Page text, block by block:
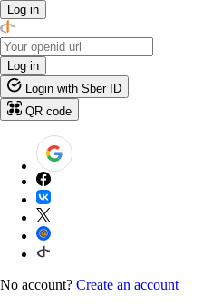
Log in
Log in
Login with Sber ID
QR code
No account? Create an account